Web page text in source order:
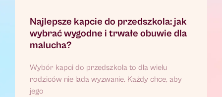
Najlepsze kapcie do przedszkola: jak
wybrać wygodne i trwałe obuwie dla
malucha?
Wybór kapci do przedszkola to dla wielu
rodziców nie lada wyzwanie. Każdy chce, aby
jego